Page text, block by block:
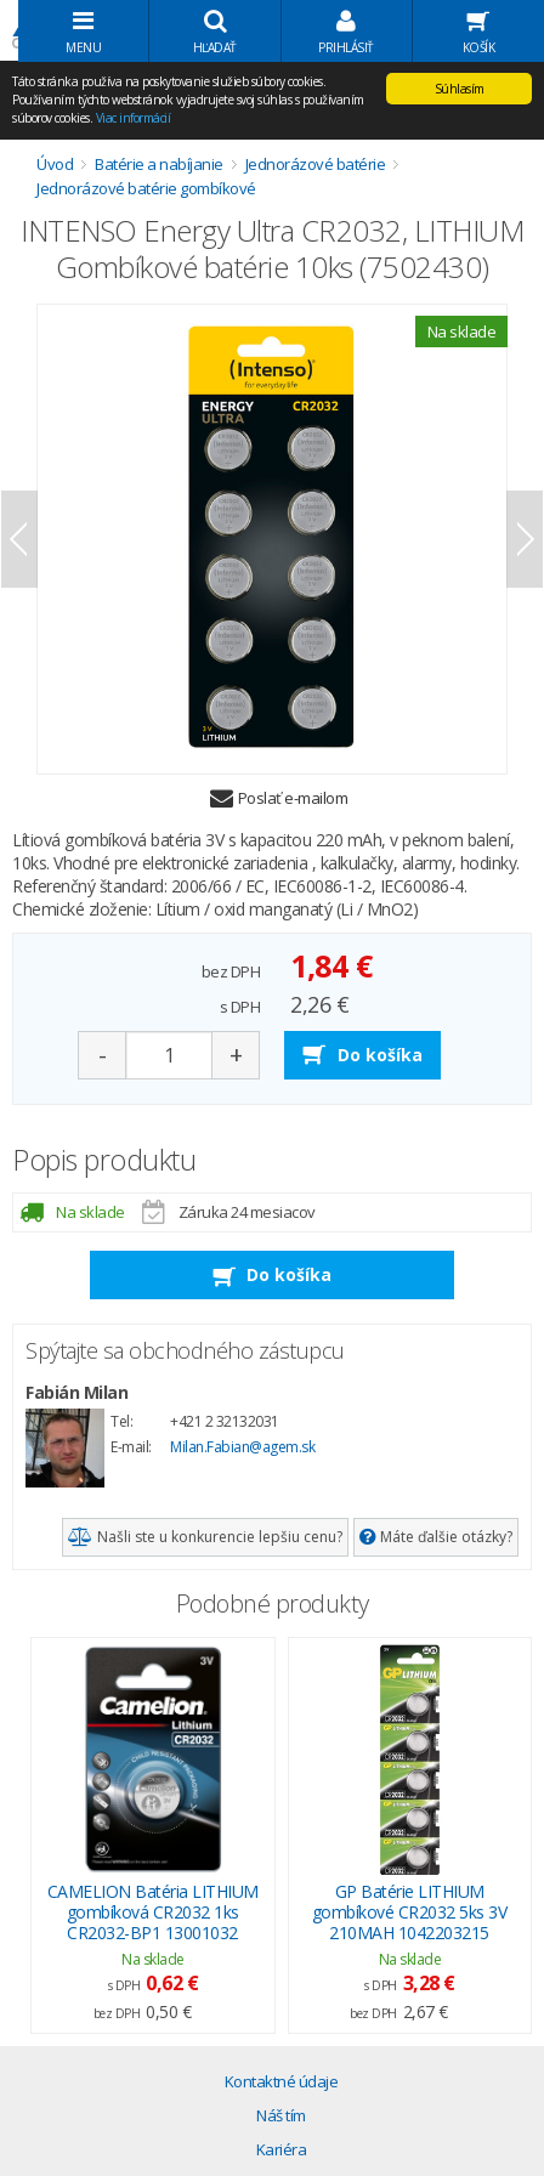
Volať Agem
MENU HĽADAŤ PRIHLÁSIŤ KOŠÍK
Súhlasím
Táto stránka používa na poskytovanie služieb súbory cookies.
Používaním týchto webstránok vyjadrujete svoj súhlas s používaním
súborov cookies. Viac informácií
Úvod Batérie a nabíjanie
Jednorázové batérie
Jednorázové batérie gombíkové
INTENSO Energy Ultra CR2032, LITHIUM
Gombíkové batérie 10ks (7502430)
Na sklade
Poslať e-mailom
Lítiová gombíková batéria 3V s kapacitou 220 mAh, v peknom balení,
10ks. Vhodné pre elektronické zariadenia , kalkulačky, alarmy, hodinky.
Referenčný štandard: 2006/66 / EC, IEC60086-1-2, IEC60086-4.
Chemické zloženie: Lítium / oxid manganatý (Li / MnO2)
bez DPH 1,84 €
s DPH 2,26 €
- + Do košíka
Popis produktu
Na sklade Záruka 24 mesiacov
Do košíka
Spýtajte sa obchodného zástupcu
Fabián Milan
Tel:
+421 2 32132031
E-mail:
Milan.Fabian@agem.sk
Našli ste u konkurencie lepšiu cenu? Máte ďalšie otázky?
Podobné produkty
CAMELION Batéria LITHIUM
gombíková CR2032 1ks
CR2032-BP1 13001032
Na sklade
s DPH 0,62 €
bez DPH 0,50 €
GP Batérie LITHIUM
gombíkové CR2032 5ks 3V
210MAH 1042203215
Na sklade
s DPH 3,28 €
bez DPH 2,67 €
Kontaktné údaje
Náš tím
Kariéra